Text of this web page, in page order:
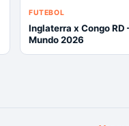
FUTEBOL
Inglaterra x Congo RD
Mundo 2026